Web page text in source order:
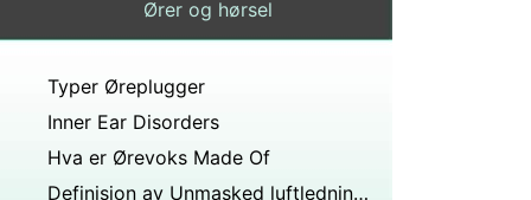
Ører og hørsel
Typer Øreplugger
Inner Ear Disorders
Hva er Ørevoks Made Of
Definisjon av Unmasked luftledning Hørselstest